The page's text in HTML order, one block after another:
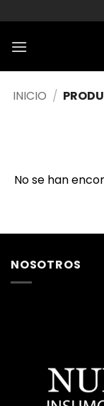
al
contenido
INICIO /
No se han
NOSOTROS